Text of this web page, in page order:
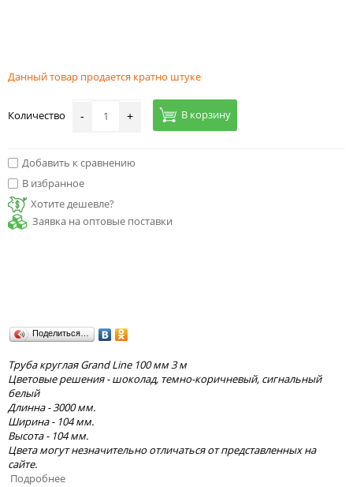
Данный товар продается кратно штуке
Количество - + В корзину
Добавить к сравнению
В избранное
Хотите дешевле?
Заявка на оптовые поставки
Поделиться…
Труба круглая Grand Line 100 мм 3 м
Цветовые решения - шоколад, темно-коричневый, сигнальный
белый
Длинна - 3000 мм.
Ширина - 104 мм.
Высота - 104 мм.
Цвета могут незначительно отличаться от представленных на
сайте.
Подробнее